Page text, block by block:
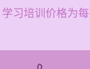
习培训价格为